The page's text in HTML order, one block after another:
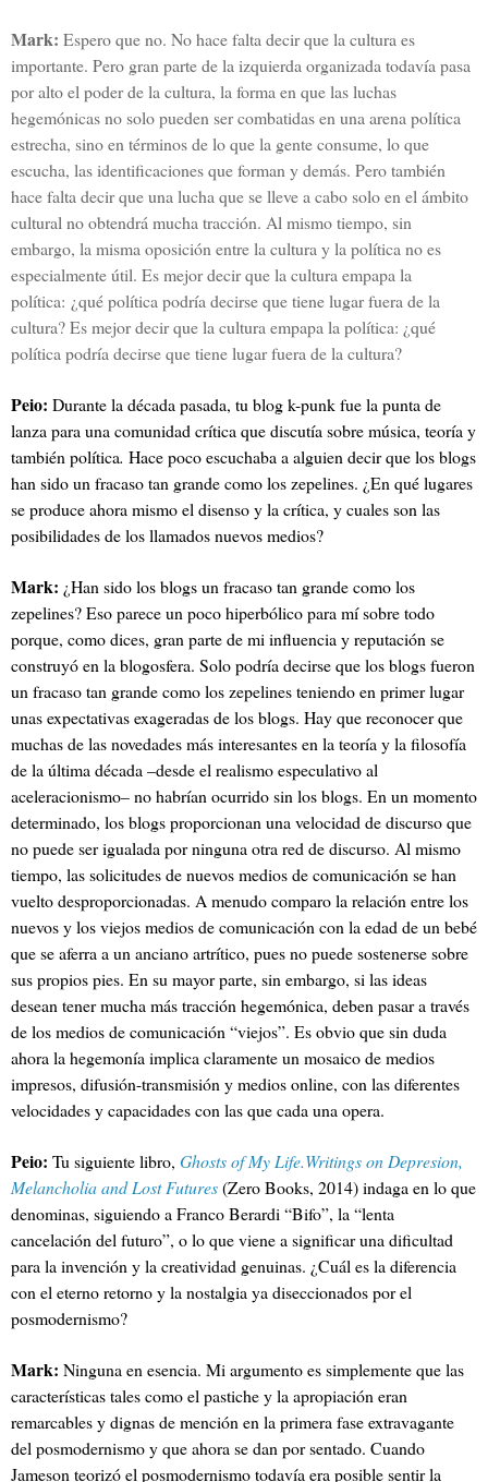
Mark: Espero que no. No hace falta decir que la cultura es
importante. Pero gran parte de la izquierda organizada todavía pasa
por alto el poder de la cultura, la forma en que las luchas
hegemónicas no solo pueden ser combatidas en una arena política
estrecha, sino en términos de lo que la gente consume, lo que
escucha, las identificaciones que forman y demás. Pero también
hace falta decir que una lucha que se lleve a cabo solo en el ámbito
cultural no obtendrá mucha tracción. Al mismo tiempo, sin
embargo, la misma oposición entre la cultura y la política no es
especialmente útil. Es mejor decir que la cultura empapa la
política: ¿qué política podría decirse que tiene lugar fuera de la
cultura?Es mejor decir que la cultura empapa la política: ¿qué
política podría decirse que tiene lugar fuera de la cultura?
Peio: Durante la década pasada, tu blog k-punk fue la punta de
lanza para una comunidad crítica que discutía sobre música, teoría y
también política. Hace poco escuchaba a alguien decir que los blogs
han sido un fracaso tan grande como los zepelines. ¿En qué lugares
se produce ahora mismo el disenso y la crítica, y cuales son las
posibilidades de los llamados nuevos medios?
Mark: ¿Han sido los blogs un fracaso tan grande como los
zepelines? Eso parece un poco hiperbólico para mí sobre todo
porque, como dices, gran parte de mi influencia y reputación se
construyó en la blogosfera. Solo podría decirse que los blogs fueron
un fracaso tan grande como los zepelines teniendo en primer lugar
unas expectativas exageradas de los blogs. Hay que reconocer que
muchas de las novedades más interesantes en la teoría y la filosofía
de la última década–desde el realismo especulativo al
aceleracionismo–no habrían ocurrido sin los blogs. En un momento
determinado, los blogs proporcionan una velocidad de discurso que
no puede ser igualada por ninguna otra red de discurso. Al mismo
tiempo, las solicitudes de nuevos medios de comunicación se han
vuelto desproporcionadas. A menudo comparo la relación entre los
nuevos y los viejos medios de comunicación con la edad de un bebé
que se aferra a un anciano artrítico, pues no puede sostenerse sobre
sus propios pies. En su mayor parte, sin embargo, si las ideas
desean tener mucha más tracción hegemónica, deben pasar a través
de los medios de comunicación “viejos”. Es obvio que sin duda
ahora la hegemonía implica claramente un mosaico de medios
impresos, difusión-transmisión y medios online, con las diferentes
velocidades y capacidades con las que cada una opera.
Peio: Tu siguiente libro, Ghosts of My Life.Writings on Depresion,
Melancholia and Lost Futures(Zero Books, 2014) indaga en lo que
denominas, siguiendo a Franco Berardi “Bifo”, la “lenta
cancelación del futuro”, o lo que viene a significar una dificultad
para la invención y la creatividad genuinas. ¿Cuál es la diferencia
con el eterno retorno y la nostalgia ya diseccionados por el
posmodernismo?
Mark: Ninguna en esencia. Mi argumento es simplemente que las
características tales como el pastiche y la apropiación eran
remarcables y dignas de mención en la primera fase extravagante
del posmodernismo y que ahora se dan por sentado. Cuando
Jameson teorizó el posmodernismo todavía era posible sentir la